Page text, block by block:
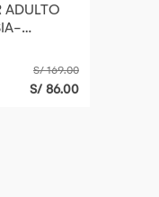
ADULTO
S/ 169.00
S/ 86.00